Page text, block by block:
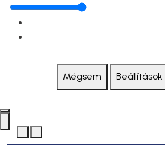
Mégsem